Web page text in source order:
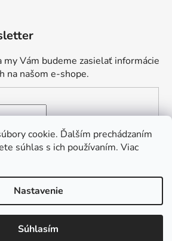
cookie. Ďalším prechádzaním
súhlas s ich používaním. Viac
Nastavenie
Súhlasím
: Zaplaťte vopred a získajte
Vám budeme zasielať informácie
na našom e-shope.
súhlasíte s
podmienkami ochrany
Shoptet Premium
môžem pomôcť?“